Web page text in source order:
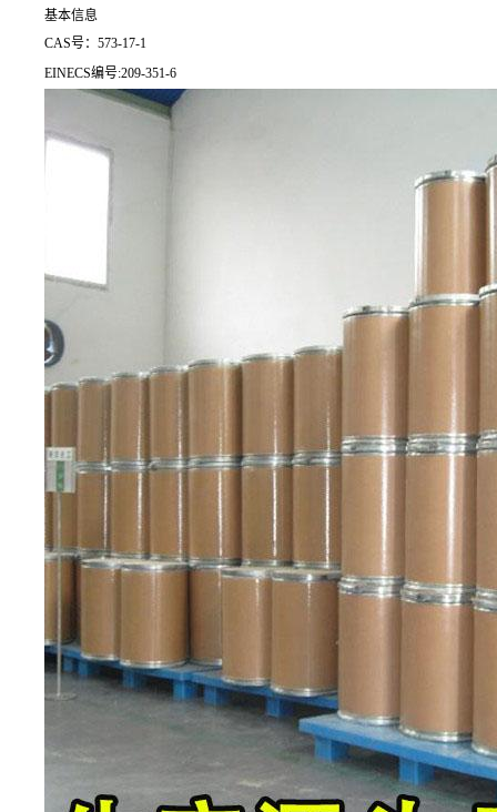
基本信息
CAS号：573-17-1
EINECS编号:209-351-6